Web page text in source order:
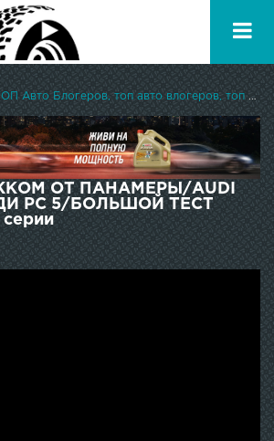
TOPAUTOTUBE.RU - ТОП Авто Блогеров, топ авто влогеров, топ авто ютуберов
ОТ ПАНАМЕРЫ/AUDI
РС 5/БОЛЬШОЙ ТЕСТ